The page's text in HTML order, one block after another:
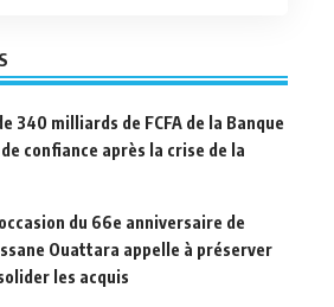
340 milliards de FCFA de la Banque
confiance après la crise de la
du 66e anniversaire de
Ouattara appelle à préserver
les acquis